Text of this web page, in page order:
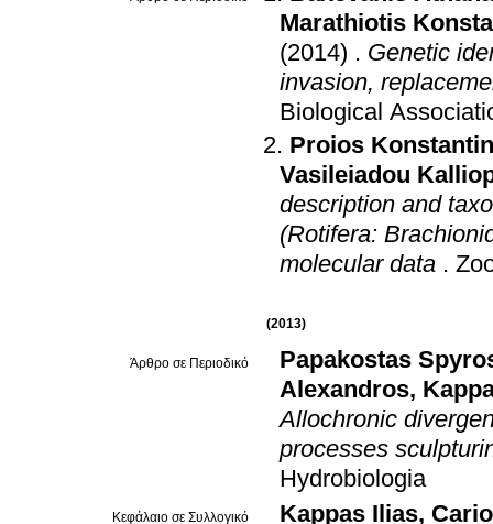
Marathiotis
(2014) . Genetic
invasion,
Biological
Proios
Vasileiadou
description and
(Rotifera:
molecular data .
(2013)
Άρθρο σε Περιοδικό
Papakostas
Alexandros,
Allochronic
processes
Hydrobiologia
Κεφάλαιο σε Συλλογικό Kappas Ilias,